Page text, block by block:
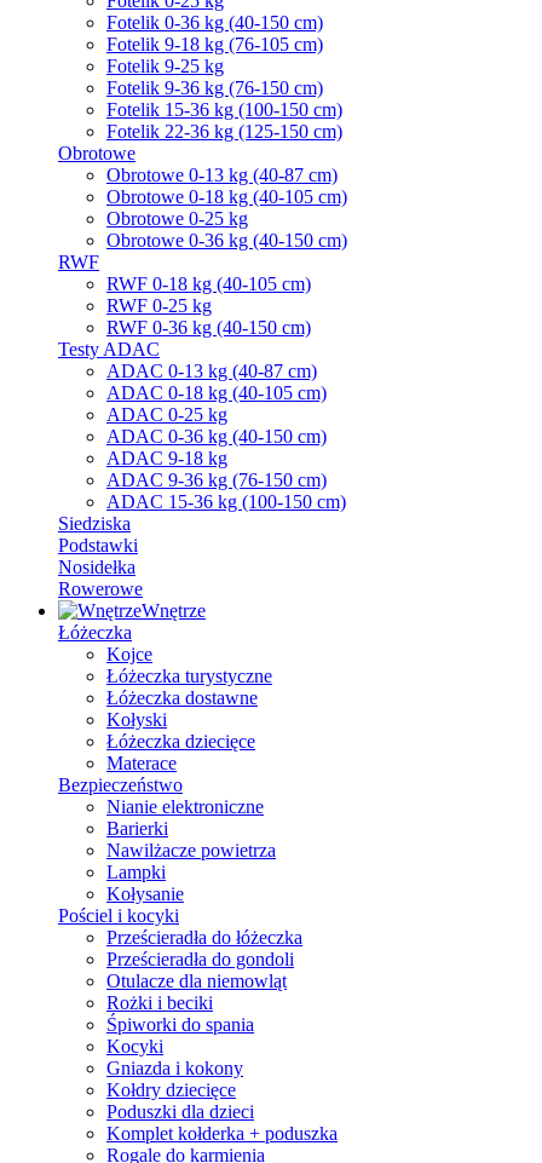
Fotelik 0-36 kg (40-150 cm)
Fotelik 9-18 kg (76-105 cm)
Fotelik 9-25 kg
Fotelik 9-36 kg (76-150 cm)
Fotelik 15-36 kg (100-150 cm)
Fotelik 22-36 kg (125-150 cm)
Obrotowe
Obrotowe 0-13 kg (40-87 cm)
Obrotowe 0-18 kg (40-105 cm)
Obrotowe 0-25 kg
Obrotowe 0-36 kg (40-150 cm)
RWF
RWF 0-18 kg (40-105 cm)
RWF 0-25 kg
RWF 0-36 kg (40-150 cm)
Testy ADAC
ADAC 0-13 kg (40-87 cm)
ADAC 0-18 kg (40-105 cm)
ADAC 0-25 kg
ADAC 0-36 kg (40-150 cm)
ADAC 9-18 kg
ADAC 9-36 kg (76-150 cm)
ADAC 15-36 kg (100-150 cm)
Siedziska
Podstawki
Nosidełka
Rowerowe
Wnętrze
Łóżeczka
Kojce
Łóżeczka turystyczne
Łóżeczka dostawne
Kołyski
Łóżeczka dziecięce
Materace
Bezpieczeństwo
Nianie elektroniczne
Barierki
Nawilżacze powietrza
Lampki
Kołysanie
Pościel i kocyki
Prześcieradła do łóżeczka
Prześcieradła do gondoli
Otulacze dla niemowląt
Rożki i beciki
Śpiworki do spania
Kocyki
Gniazda i kokony
Kołdry dziecięce
Poduszki dla dzieci
Komplet kołderka + poduszka
Rogale do karmienia